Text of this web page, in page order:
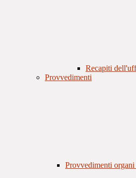
Recapiti
Provvedimenti
Provvedimenti